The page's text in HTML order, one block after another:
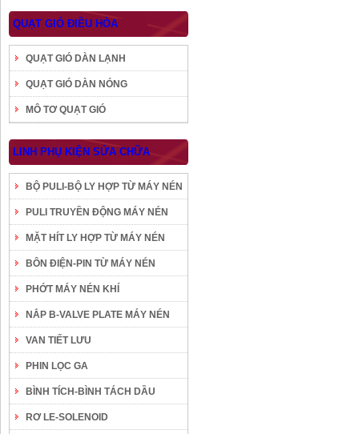
QUẠT GIÓ ĐIỀU HÒA
QUẠT GIÓ DÀN LẠNH
QUẠT GIÓ DÀN NÓNG
MÔ TƠ QUẠT GIÓ
LINH PHỤ KIỆN SỬA CHỮA
BỘ PULI-BỘ LY HỢP TỪ MÁY NÉN
PULI TRUYỀN ĐỘNG MÁY NÉN
MẶT HÍT LY HỢP TỪ MÁY NÉN
BÔN ĐIỆN-PIN TỪ MÁY NÉN
PHỚT MÁY NÉN KHÍ
NẮP B-VALVE PLATE MÁY NÉN
VAN TIẾT LƯU
PHIN LỌC GA
BÌNH TÍCH-BÌNH TÁCH DẦU
RƠ LE-SOLENOID